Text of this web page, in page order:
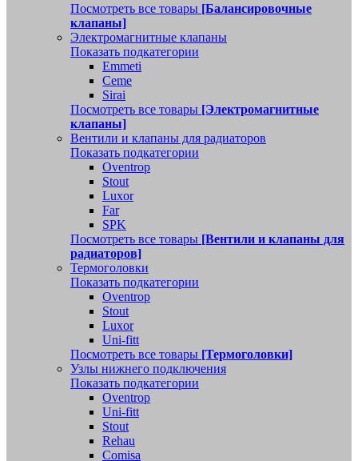
Посмотреть все товары [Балансировочные
клапаны]
Электромагнитные клапаны
Показать подкатегории
Emmeti
Ceme
Sirai
Посмотреть все товары [Электромагнитные
клапаны]
Вентили и клапаны для радиаторов
Показать подкатегории
Oventrop
Stout
Luxor
Far
SPK
Посмотреть все товары [Вентили и клапаны для
радиаторов]
Термоголовки
Показать подкатегории
Oventrop
Stout
Luxor
Uni-fitt
Посмотреть все товары [Термоголовки]
Узлы нижнего подключения
Показать подкатегории
Oventrop
Uni-fitt
Stout
Rehau
Comisa